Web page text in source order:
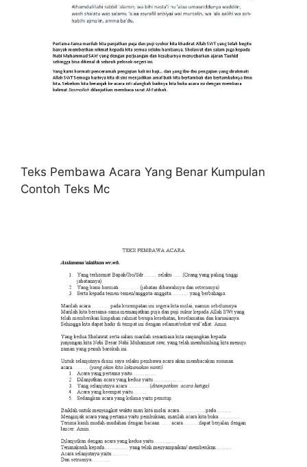
Teks Pembawa Acara Yang Benar Kumpulan
Contoh Teks Mc